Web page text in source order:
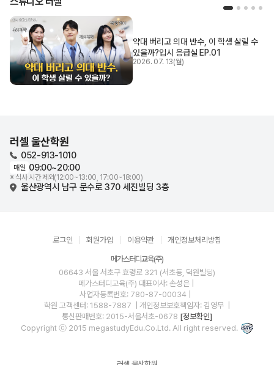
약대 버리고 의대 반수, 이 학생 살릴 수
있을까?입시 응급실 EP.01
2026. 07. 13(월)
러셀 울산학원
052-913-1010
매일 09:00~20:00
※ 식사 시간 제외(12:00~13:00, 17:00~18:00)
울산광역시 남구 문수로 370 세진빌딩 3층
로그인 회원가입 이용약관 개인정보처리방침
메가스터디교육(주)
06643 서울 서초구 효령로 321 (서초동, 덕원빌딩)
메가스터디교육(주) 대표이사: 손성은 |
사업자등록번호: 780-87-00034
학원 고객센터: 1588-7887
| 개인정보보호책임자: 김영무
통신판매번호: 2015-서울서초-0678 [정보확인]
Copyright ⓒ 2015 megastudyEdu.Co.Ltd. All right reserved.